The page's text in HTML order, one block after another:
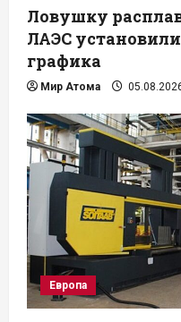
Ловушку
ЛАЭС
графика
Мир Атома
Европа